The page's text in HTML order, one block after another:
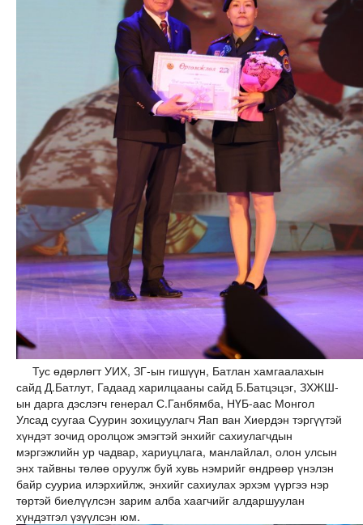
Тус өдөрлөгт УИХ, ЗГ-ын гишүүн, Батлан хамгаалахын
сайд Д.Батлут, Гадаад харилцааны сайд Б.Батцэцэг, ЗХЖШ-
ын дарга дэслэгч генерал С.Ганбямба, НҮБ-аас Монгол
Улсад суугаа Суурин зохицуулагч Яап ван Хиердэн тэргүүтэй
хүндэт зочид оролцож эмэгтэй энхийг сахиулагчдын
мэргэжлийн ур чадвар, хариуцлага, манлайлал, олон улсын
энх тайвны төлөө оруулж буй хувь нэмрийг өндрөөр үнэлэн
байр сууриа илэрхийлж, энхийг сахиулах эрхэм үүргээ нэр
төртэй биелүүлсэн зарим алба хаагчийг алдаршуулан
хүндэтгэл үзүүлсэн юм.